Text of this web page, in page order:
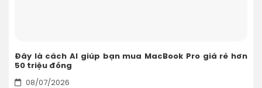
Đây là cách AI giúp bạn mua MacBook Pro giá rẻ hơn
50 triệu đồng
08/07/2026